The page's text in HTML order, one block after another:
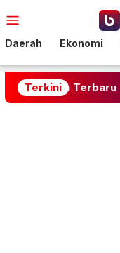
ke
Mobile
Daerah Ekonomi
Terkini